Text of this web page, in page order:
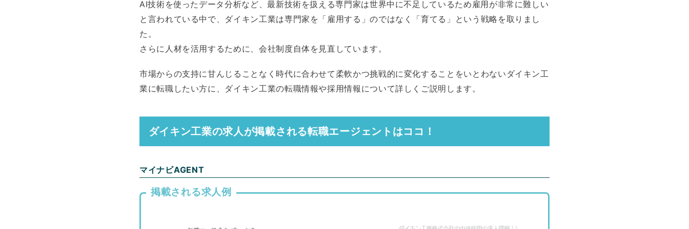
AI技術を使ったデータ分析など、最新技術を扱える専門家は世界中に不足しているため雇用が非常に難しい
と言われている中で、ダイキン工業は専門家を「雇用する」のではなく「育てる」という戦略を取りまし
た。
さらに人材を活用するために、会社制度自体を見直しています。
市場からの支持に甘んじることなく時代に合わせて柔軟かつ挑戦的に変化することをいとわないダイキン工
業に転職したい方に、ダイキン工業の転職情報や採用情報について詳しくご説明します。
ダイキン工業の求人が掲載される転職エージェントはココ！
マイナビAGENT
掲載される求人例